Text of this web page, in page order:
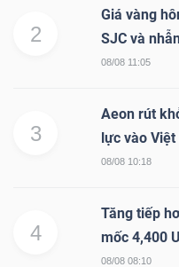
2
Giá vàng
SJC và
08/08 11:05
3
Aeon rút
lực vào Việt
08/08 10:18
4
Tăng tiếp
mốc 4,400
08/08 08:10